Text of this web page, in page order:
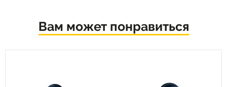
Вам может понравиться